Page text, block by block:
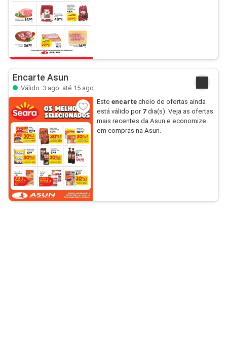
Encarte Asun
Válido: 3 ago. até 15 ago.
Este encartecheio de ofertas ainda
está válido por 7dia(s). Veja as ofertas
mais recentes da Asun e economize
em compras na Asun.